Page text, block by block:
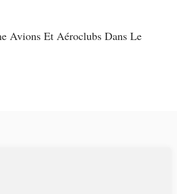
Avions Et Aéroclubs Dans Le